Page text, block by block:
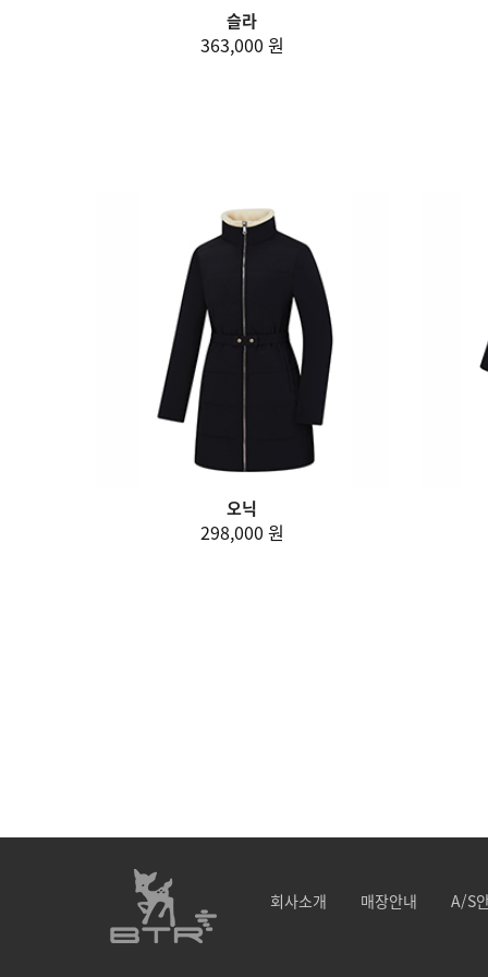
슬라
363,000 원
오닉
298,000 원
회사소개 매장안내 A/S